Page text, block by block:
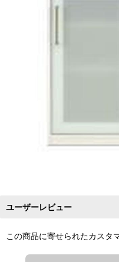
ユーザーレビュー
この商品に寄せられたカスタ